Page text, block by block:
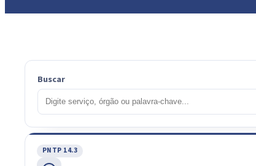
Buscar
PNTP 14.3